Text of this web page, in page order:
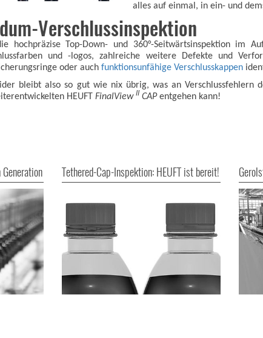
alles auf einmal, in ein- und
Verschlussinspektion
hochpräzise Top-Down- und 360°-Seitwärtsinspektion im
und -logos, zahlreiche weitere Defekte und
oder auch funktionsunfähige Verschlusskappen
bleibt also so gut wie nix übrig, was an Verschlussfehlern
HEUFT FinalView II CAPentgehen kann!
Tethered-Cap-Inspektion: HEUFT ist bereit!